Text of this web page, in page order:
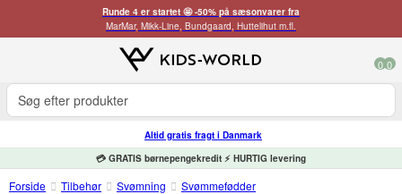
Runde 4 er startet 🤩 -50% på sæsonvarer fra
MarMar, Mikk-Line, Bundgaard, Huttelihut m.fl.
0 0
Altid gratis fragt i Danmark
💳 GRATIS børnepengekredit ⚡ HURTIG levering
Forside Tilbehør Svømning Svømmefødder